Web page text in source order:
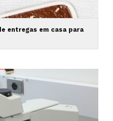
entregas em casa para